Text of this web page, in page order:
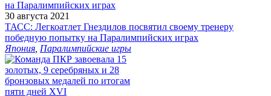
30 августа 2021
ТАСС: Легкоатлет Гнездилов посвятил своему тренеру
победную попытку на Паралимпийских играх
Япония Паралимпийские игры